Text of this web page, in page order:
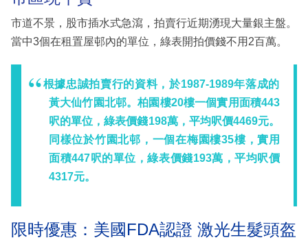
市道不景，股市插水式急瀉，拍賣行近期湧現大量銀主盤。
當中3個在租置屋邨內的單位，綠表開拍價錢不用2百萬。
根據忠誠拍賣行的資料，於1987-1989年落成的
黃大仙竹園北邨。柏園樓20樓一個實用面積443
呎的單位，綠表價錢198萬，平均呎價4469元。
同樣位於竹園北邨，一個在梅園樓35樓，實用
面積447呎的單位，綠表價錢193萬，平均呎價
4317元。
限時優惠：美國FDA認證 激光生髮頭盔